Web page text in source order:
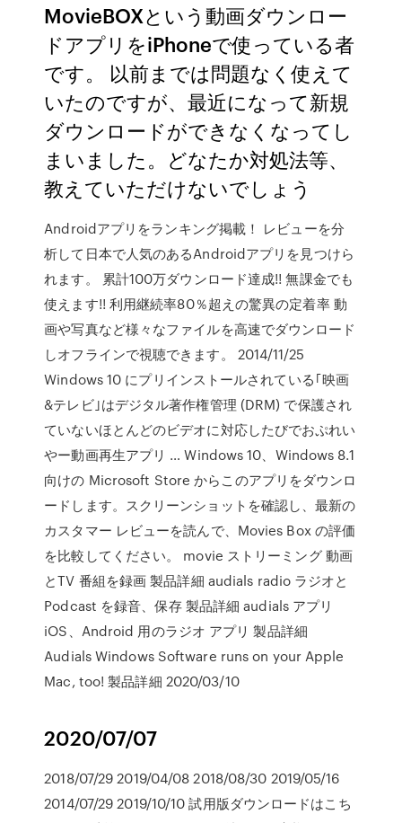
MovieBOXという動画ダウンロー
ドアプリをiPhoneで使っている者
です。 以前までは問題なく使えて
いたのですが、最近になって新規
ダウンロードができなくなってし
まいました。どなたか対処法等、
教えていただけないでしょう
Androidアプリをランキング掲載！ レビューを分
析して日本で人気のあるAndroidアプリを見つけら
れます。 累計100万ダウンロード達成!! 無課金でも
使えます!! 利用継続率80％超えの驚異の定着率 動
画や写真など様々なファイルを高速でダウンロード
しオフラインで視聴できます。 2014/11/25
Windows 10 にプリインストールされている｢映画
&テレビ｣はデジタル著作権管理 (DRM) で保護され
ていないほとんどのビデオに対応したびでおぷれい
やー動画再生アプリ … Windows 10、Windows 8.1
向けの Microsoft Store からこのアプリをダウンロ
ードします。スクリーンショットを確認し、最新の
カスタマー レビューを読んで、Movies Box の評価
を比較してください。 movie ストリーミング 動画
とTV 番組を録画 製品詳細 audials radio ラジオと
Podcast を録音、保存 製品詳細 audials アプリ
iOS、Android 用のラジオ アプリ 製品詳細
Audials Windows Software runs on your Apple
Mac, too! 製品詳細 2020/03/10
2020/07/07
2018/07/29 2019/04/08 2018/08/30 2019/05/16
2014/07/29 2019/10/10 試用版ダウンロードはこち